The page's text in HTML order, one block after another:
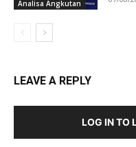
Analisa Angkutan
LEAVE A REPLY
LOG IN TO